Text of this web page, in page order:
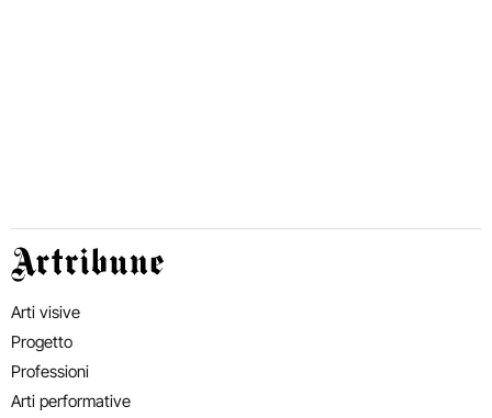
Artribune
Arti visive
Progetto
Professioni
Arti performative